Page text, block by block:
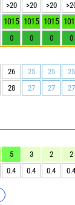
>20 >20 >20
1015 1015 1015
0 0 0 0
26 25 25
25
28 27 27 27
5 3 2
2
0.4 0.4 0.4 0.4